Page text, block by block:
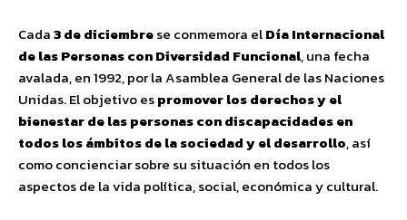
Cada3 de diciembrese conmemora elDía Internacional
de las Personas con Diversidad Funcional, una fecha
avalada, en 1992, por la Asamblea General de las Naciones
Unidas. El objetivo espromover los derechos y el
bienestar de las personas con discapacidades en
todos los ámbitos de la sociedad y el desarrollo, así
como concienciar sobre su situación en todos los
aspectos de la vida política, social, económica y cultural.